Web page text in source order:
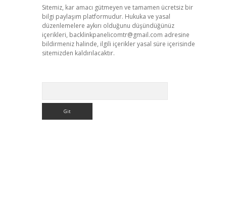
Sitemiz, kar amacı gütmeyen ve tamamen ücretsiz bir
bilgi paylaşım platformudur. Hukuka ve yasal
düzenlemelere aykırı olduğunu düşündüğünüz
içerikleri, backlinkpanelicomtr@gmail.com adresine
bildirmeniz halinde, ilgili içerikler yasal süre içerisinde
sitemizden kaldırılacaktır.